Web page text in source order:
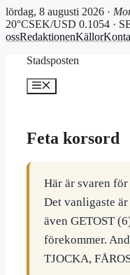
lördag, 8 augusti 2026 ·
20°CSEK/USD 0.1054 ·
ossRedaktionenKällor
Stadsposten
Meny
Feta korsord
Här är svaren
Det vanligaste
även GETOST
förekommer.
TJOCKA,